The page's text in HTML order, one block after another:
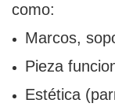
como:
Marcos,
Pieza
Estética